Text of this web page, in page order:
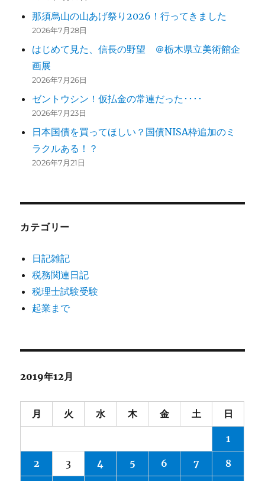
那須烏山の山あげ祭り2026！行ってきました
2026年7月28日
はじめて見た、信長の野望 ＠栃木県立美術館企
画展
2026年7月26日
ゼントウシン！仮払金の常連だった････
2026年7月23日
日本国債を買ってほしい？国債NISA枠追加のミ
ラクルある！？
2026年7月21日
カテゴリー
日記雑記
税務関連日記
税理士試験受験
起業まで
2019年12月
月 火 水 木 金 土 日
1
2 3 4 5 6 7 8